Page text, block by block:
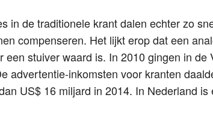
in de traditionele krant dalen echter zo
compenseren. Het lijkt erop dat een
een stuiver waard is. In 2010 gingen in de
advertentie-inkomsten voor kranten
US$ 16 miljard in 2014. In Nederland